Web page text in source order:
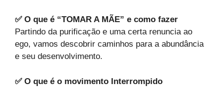
✅ O que é “TOMAR A MÃE” e como fazer
Partindo da purificação e uma certa renuncia ao
ego, vamos descobrir caminhos para a abundância
e seu desenvolvimento.
✅ O que é o movimento Interrompido